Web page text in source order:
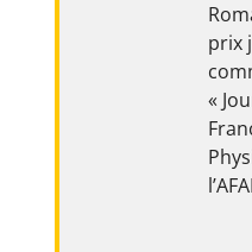
prix
«